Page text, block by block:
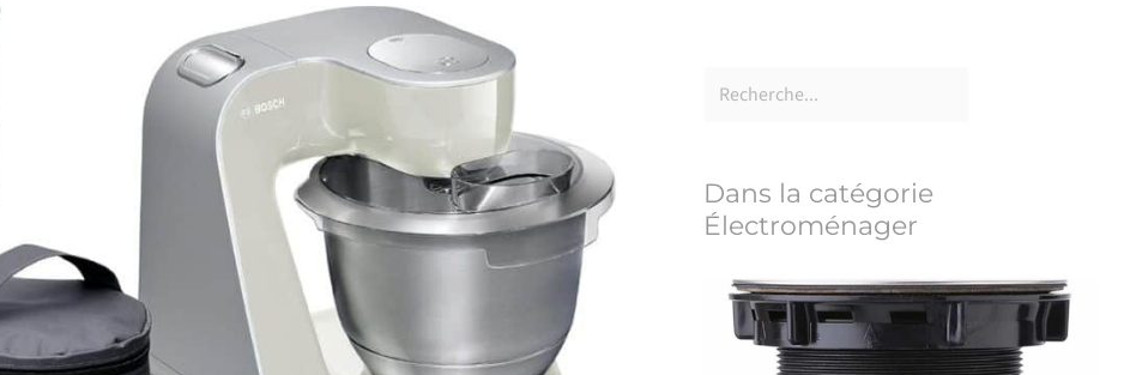
Dans la catégorie
Électroménager